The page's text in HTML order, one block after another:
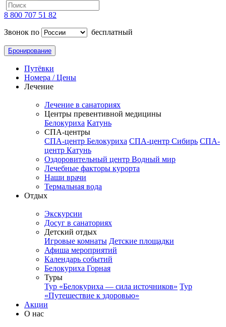
8 800 707 51 82
Звонок по
бесплатный
Бронирование
Путёвки
Номера / Цены
Лечение
Лечение в санаториях
Центры превентивной медицины
Белокуриха Катунь
СПА-центры
СПА-центр Белокуриха СПА-центр Сибирь СПА-
центр Катунь
Оздоровительный центр Водный мир
Лечебные факторы курорта
Наши врачи
Термальная вода
Отдых
Экскурсии
Досуг в санаториях
Детский отдых
Игровые комнаты Детские площадки
Афиша мероприятий
Календарь событий
Белокуриха Горная
Туры
Тур «Белокуриха — сила источников» Тур
«Путешествие к здоровью»
Акции
О нас